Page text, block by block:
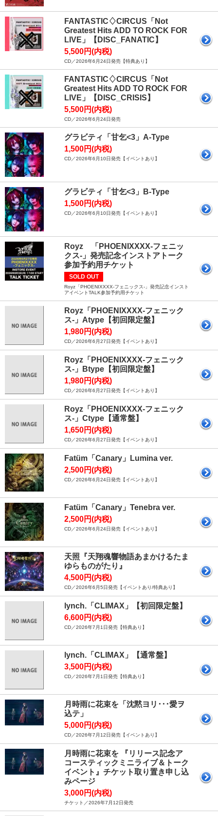
FANTASTIC♢CIRCUS「Not
Greatest Hits ADD TO ROCK FOR
LIVE」【DISC_FANATIC】
5,500円(内税)
CD／2026年6月24日発売【特典あり】
FANTASTIC♢CIRCUS「Not
Greatest Hits ADD TO ROCK FOR
LIVE」【DISC_CRISIS】
5,500円(内税)
CD／2026年6月24日発売
グラビティ「甘乞<3」A-Type
1,500円(内税)
CD／2026年6月10日発売【イベントあり】
グラビティ「甘乞<3」B-Type
1,500円(内税)
CD／2026年6月10日発売【イベントあり】
Royz 「PHOENIXXXX-フェニッ
クス-」発売記念インストアトーク
参加予約用チケット
SOLD OUT
Royz「PHOENIXXXX-フェニックス-」発売記念インスト
アイベントTALK参加予約用チケット
Royz「PHOENIXXXX-フェニック
ス-」Atype【初回限定盤】
1,980円(内税)
CD／2026年6月27日発売【イベントあり】
Royz「PHOENIXXXX-フェニック
ス-」Btype【初回限定盤】
1,980円(内税)
CD／2026年6月27日発売【イベントあり】
Royz「PHOENIXXXX-フェニック
ス-」Ctype【通常盤】
1,650円(内税)
CD／2026年6月27日発売【イベントあり】
Fatüm「Canary」Lumina ver.
2,500円(内税)
CD／2026年6月24日発売【イベントあり】
Fatüm「Canary」Tenebra ver.
2,500円(内税)
CD／2026年6月24日発売【イベントあり】
天照『天翔魂響物語あまかけるたま
ゆらものがたり』
4,500円(内税)
CD／2026年6月5日発売【イベントあり/特典あり】
lynch.「CLIMAX」【初回限定盤】
6,600円(内税)
CD／2026年7月1日発売【特典あり】
lynch.「CLIMAX」【通常盤】
3,500円(内税)
CD／2026年7月1日発売【特典あり】
月時雨に花束を「沈黙ヨリ･･･愛ヲ
込テ」
5,000円(内税)
CD／2026年7月12日発売【イベントあり】
月時雨に花束を 『リリース記念ア
コースティックミニライブ＆トーク
イベント』チケット取り置き申し込
みページ
3,000円(内税)
チケット／2026年7月12日発売